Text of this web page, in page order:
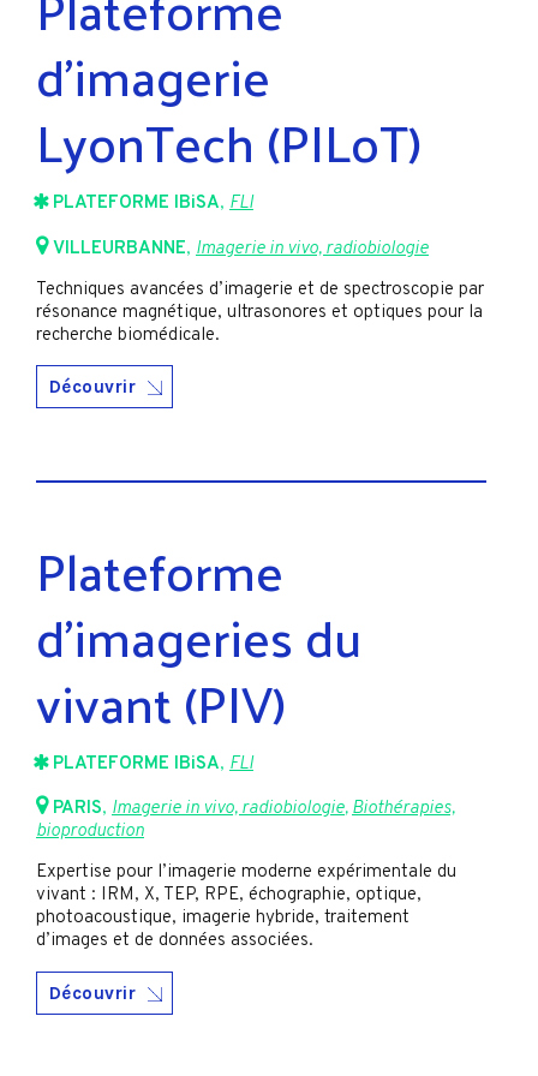
d’imagerie
LyonTech (PILoT)
PLATEFORME IBiSA, FLI
VILLEURBANNE, Imagerie in vivo, radiobiologie
Techniques avancées d’imagerie et de spectroscopie par
résonance magnétique, ultrasonores et optiques pour la
recherche biomédicale.
Découvrir
Plateforme
d’imageries du
vivant (PIV)
PLATEFORME IBiSA, FLI
PARIS, Imagerie in vivo, radiobiologie,Biothérapies,
bioproduction
Expertise pour l’imagerie moderne expérimentale du
vivant : IRM, X, TEP, RPE, échographie, optique,
photoacoustique, imagerie hybride, traitement
d’images et de données associées.
Découvrir